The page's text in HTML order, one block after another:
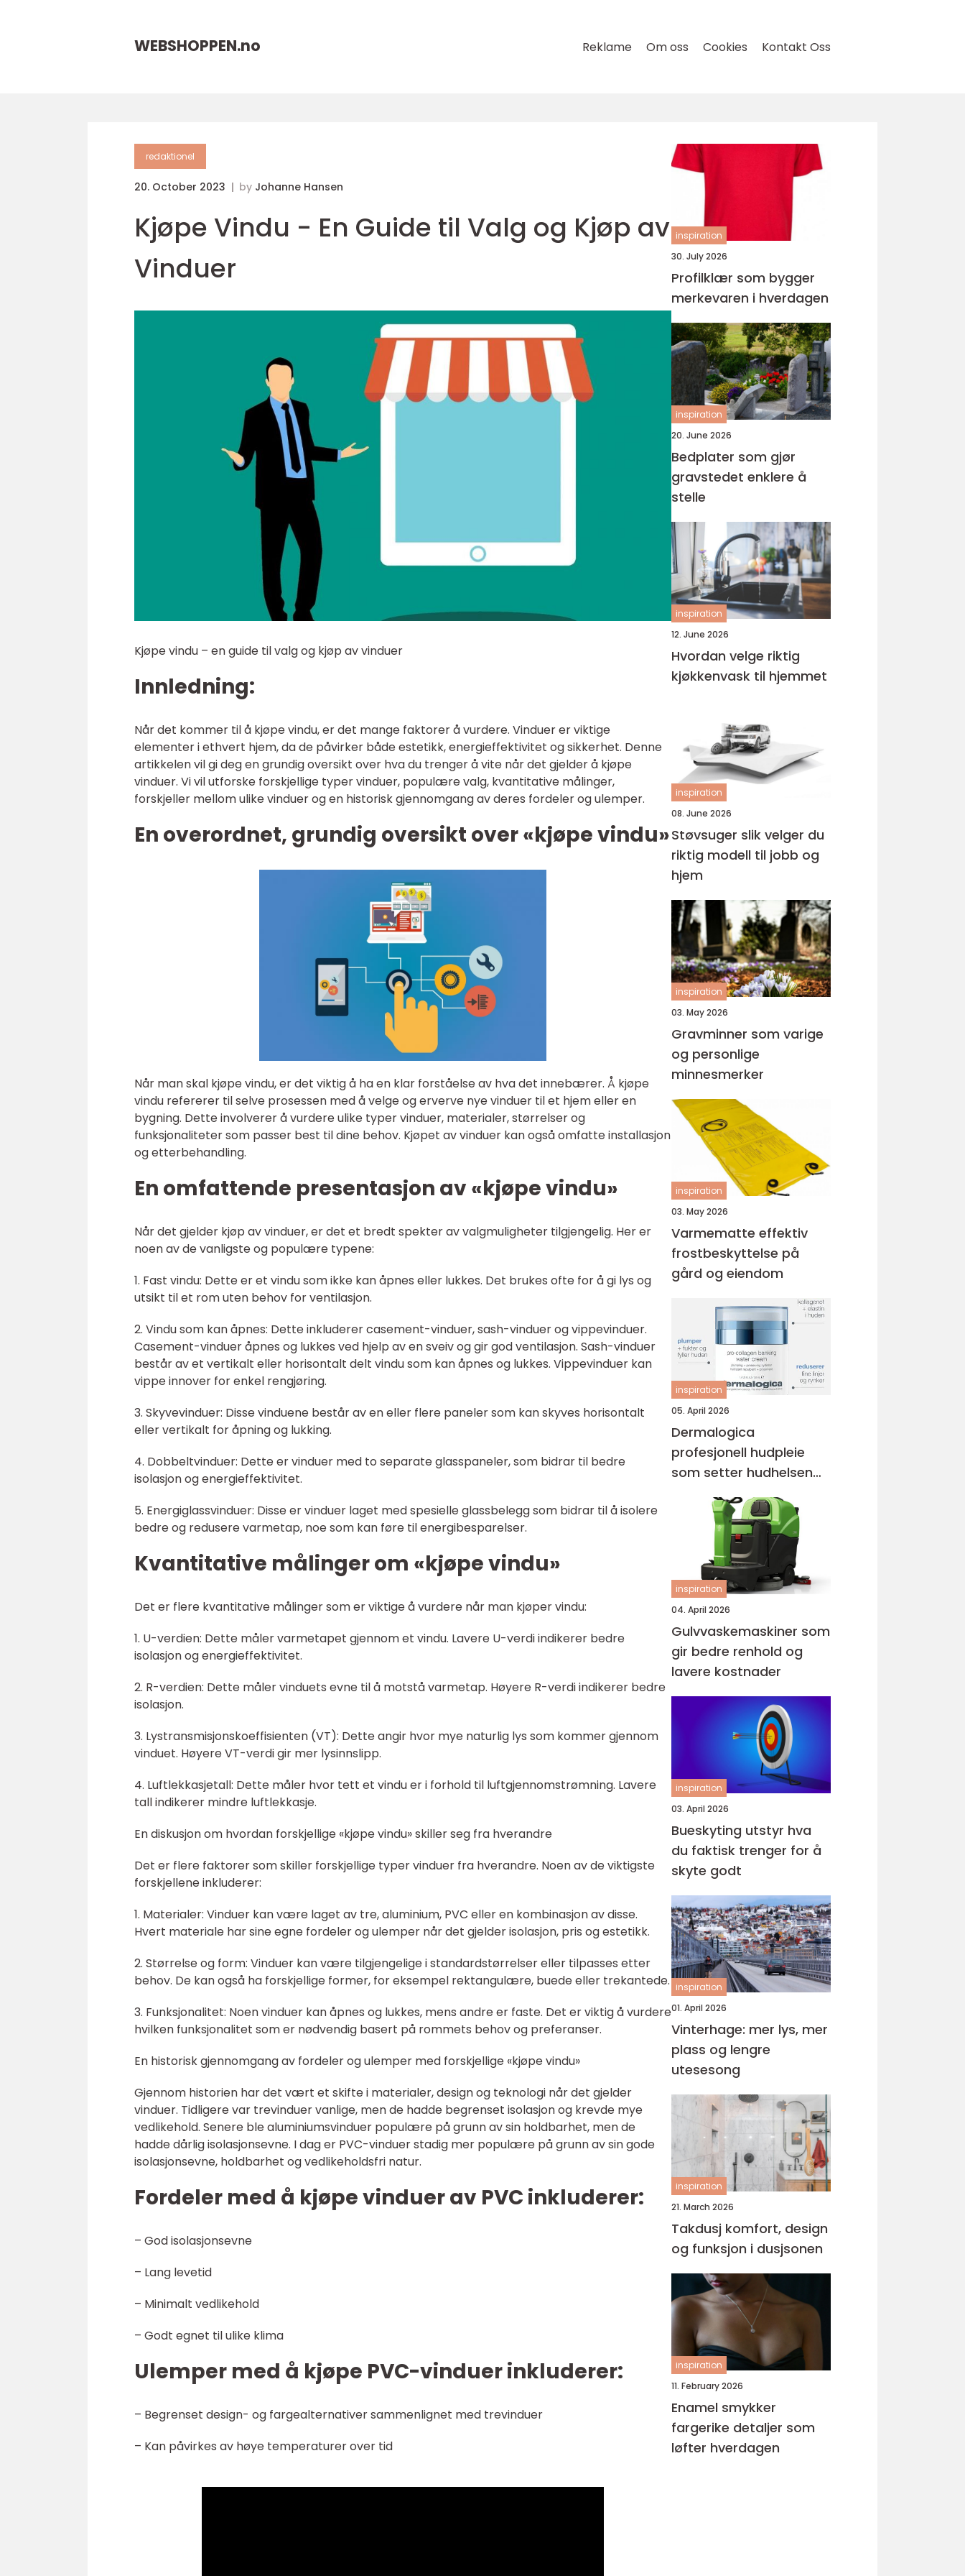
WEBSHOPPEN.no Reklame Om oss Cookies Kontakt Oss
redaktionel
20. October 2023 by Johanne Hansen
Kjøpe Vindu - En Guide til Valg og Kjøp av
Vinduer
Kjøpe vindu – en guide til valg og kjøp av vinduer
Innledning:
Når det kommer til å kjøpe vindu, er det mange faktorer å vurdere. Vinduer er viktige
elementer i ethvert hjem, da de påvirker både estetikk, energieffektivitet og sikkerhet. Denne
artikkelen vil gi deg en grundig oversikt over hva du trenger å vite når det gjelder å kjøpe
vinduer. Vi vil utforske forskjellige typer vinduer, populære valg, kvantitative målinger,
forskjeller mellom ulike vinduer og en historisk gjennomgang av deres fordeler og ulemper.
En overordnet, grundig oversikt over «kjøpe vindu»
Når man skal kjøpe vindu, er det viktig å ha en klar forståelse av hva det innebærer. Å kjøpe
vindu refererer til selve prosessen med å velge og erverve nye vinduer til et hjem eller en
bygning. Dette involverer å vurdere ulike typer vinduer, materialer, størrelser og
funksjonaliteter som passer best til dine behov. Kjøpet av vinduer kan også omfatte installasjon
og etterbehandling.
En omfattende presentasjon av «kjøpe vindu»
Når det gjelder kjøp av vinduer, er det et bredt spekter av valgmuligheter tilgjengelig. Her er
noen av de vanligste og populære typene:
1. Fast vindu: Dette er et vindu som ikke kan åpnes eller lukkes. Det brukes ofte for å gi lys og
utsikt til et rom uten behov for ventilasjon.
2. Vindu som kan åpnes: Dette inkluderer casement-vinduer, sash-vinduer og vippevinduer.
Casement-vinduer åpnes og lukkes ved hjelp av en sveiv og gir god ventilasjon. Sash-vinduer
består av et vertikalt eller horisontalt delt vindu som kan åpnes og lukkes. Vippevinduer kan
vippe innover for enkel rengjøring.
3. Skyvevinduer: Disse vinduene består av en eller flere paneler som kan skyves horisontalt
eller vertikalt for åpning og lukking.
4. Dobbeltvinduer: Dette er vinduer med to separate glasspaneler, som bidrar til bedre
isolasjon og energieffektivitet.
5. Energiglassvinduer: Disse er vinduer laget med spesielle glassbelegg som bidrar til å isolere
bedre og redusere varmetap, noe som kan føre til energibesparelser.
Kvantitative målinger om «kjøpe vindu»
Det er flere kvantitative målinger som er viktige å vurdere når man kjøper vindu:
1. U-verdien: Dette måler varmetapet gjennom et vindu. Lavere U-verdi indikerer bedre
isolasjon og energieffektivitet.
2. R-verdien: Dette måler vinduets evne til å motstå varmetap. Høyere R-verdi indikerer bedre
isolasjon.
3. Lystransmisjonskoeffisienten (VT): Dette angir hvor mye naturlig lys som kommer gjennom
vinduet. Høyere VT-verdi gir mer lysinnslipp.
4. Luftlekkasjetall: Dette måler hvor tett et vindu er i forhold til luftgjennomstrømning. Lavere
tall indikerer mindre luftlekkasje.
En diskusjon om hvordan forskjellige «kjøpe vindu» skiller seg fra hverandre
Det er flere faktorer som skiller forskjellige typer vinduer fra hverandre. Noen av de viktigste
forskjellene inkluderer:
1. Materialer: Vinduer kan være laget av tre, aluminium, PVC eller en kombinasjon av disse.
Hvert materiale har sine egne fordeler og ulemper når det gjelder isolasjon, pris og estetikk.
2. Størrelse og form: Vinduer kan være tilgjengelige i standardstørrelser eller tilpasses etter
behov. De kan også ha forskjellige former, for eksempel rektangulære, buede eller trekantede.
3. Funksjonalitet: Noen vinduer kan åpnes og lukkes, mens andre er faste. Det er viktig å vurdere
hvilken funksjonalitet som er nødvendig basert på rommets behov og preferanser.
En historisk gjennomgang av fordeler og ulemper med forskjellige «kjøpe vindu»
Gjennom historien har det vært et skifte i materialer, design og teknologi når det gjelder
vinduer. Tidligere var trevinduer vanlige, men de hadde begrenset isolasjon og krevde mye
vedlikehold. Senere ble aluminiumsvinduer populære på grunn av sin holdbarhet, men de
hadde dårlig isolasjonsevne. I dag er PVC-vinduer stadig mer populære på grunn av sin gode
isolasjonsevne, holdbarhet og vedlikeholdsfri natur.
Fordeler med å kjøpe vinduer av PVC inkluderer:
– God isolasjonsevne
– Lang levetid
– Minimalt vedlikehold
– Godt egnet til ulike klima
Ulemper med å kjøpe PVC-vinduer inkluderer:
– Begrenset design- og fargealternativer sammenlignet med trevinduer
– Kan påvirkes av høye temperaturer over tid
inspiration
30. July 2026
Profilklær som bygger
merkevaren i hverdagen
inspiration
20. June 2026
Bedplater som gjør
gravstedet enklere å
stelle
inspiration
12. June 2026
Hvordan velge riktig
kjøkkenvask til hjemmet
inspiration
08. June 2026
Støvsuger slik velger du
riktig modell til jobb og
hjem
inspiration
03. May 2026
Gravminner som varige
og personlige
minnesmerker
inspiration
03. May 2026
Varmematte effektiv
frostbeskyttelse på
gård og eiendom
inspiration
05. April 2026
Dermalogica
profesjonell hudpleie
som setter hudhelsen
inspiration
04. April 2026
Gulvvaskemaskiner som
gir bedre renhold og
lavere kostnader
inspiration
03. April 2026
Bueskyting utstyr hva
du faktisk trenger for å
skyte godt
inspiration
01. April 2026
Vinterhage: mer lys, mer
plass og lengre
utesesong
inspiration
21. March 2026
Takdusj komfort, design
og funksjon i dusjsonen
inspiration
11. February 2026
Enamel smykker
fargerike detaljer som
løfter hverdagen